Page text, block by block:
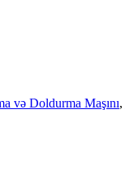
və Doldurma Maşını,